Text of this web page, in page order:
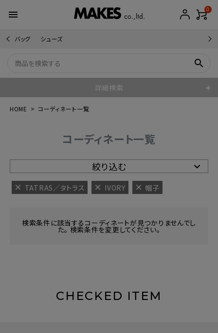
menu 0
バッグ シューズ
search
詳細検索
HOME コーディネート一覧
コーディネート一覧
絞り込む
TATRAS／タトラス IVORY 帽子
検索条件に該当するコーディネートが見つかりませんでし
た。 検索条件を変更してください。
CHECKED ITEM